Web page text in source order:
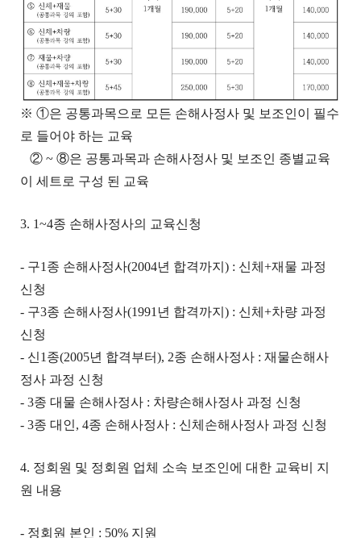
※ ①은 공통과목으로 모든 손해사정사 및 보조인이 필수
로 들어야 하는 교육
② ~ ⑧은 공통과목과 손해사정사 및 보조인 종별교육
이 세트로 구성 된 교육
3. 1~4종 손해사정사의 교육신청
- 구1종 손해사정사(2004년 합격까지) : 신체+재물 과정
신청
- 구3종 손해사정사(1991년 합격까지) : 신체+차량 과정
신청
- 신1종(2005년 합격부터), 2종 손해사정사 : 재물손해사
정사 과정 신청
- 3종 대물 손해사정사 : 차량손해사정사 과정 신청
- 3종 대인, 4종 손해사정사 : 신체손해사정사 과정 신청
4. 정회원 및 정회원 업체 소속 보조인에 대한 교육비 지
원 내용
- 정회원 본인 : 50% 지원